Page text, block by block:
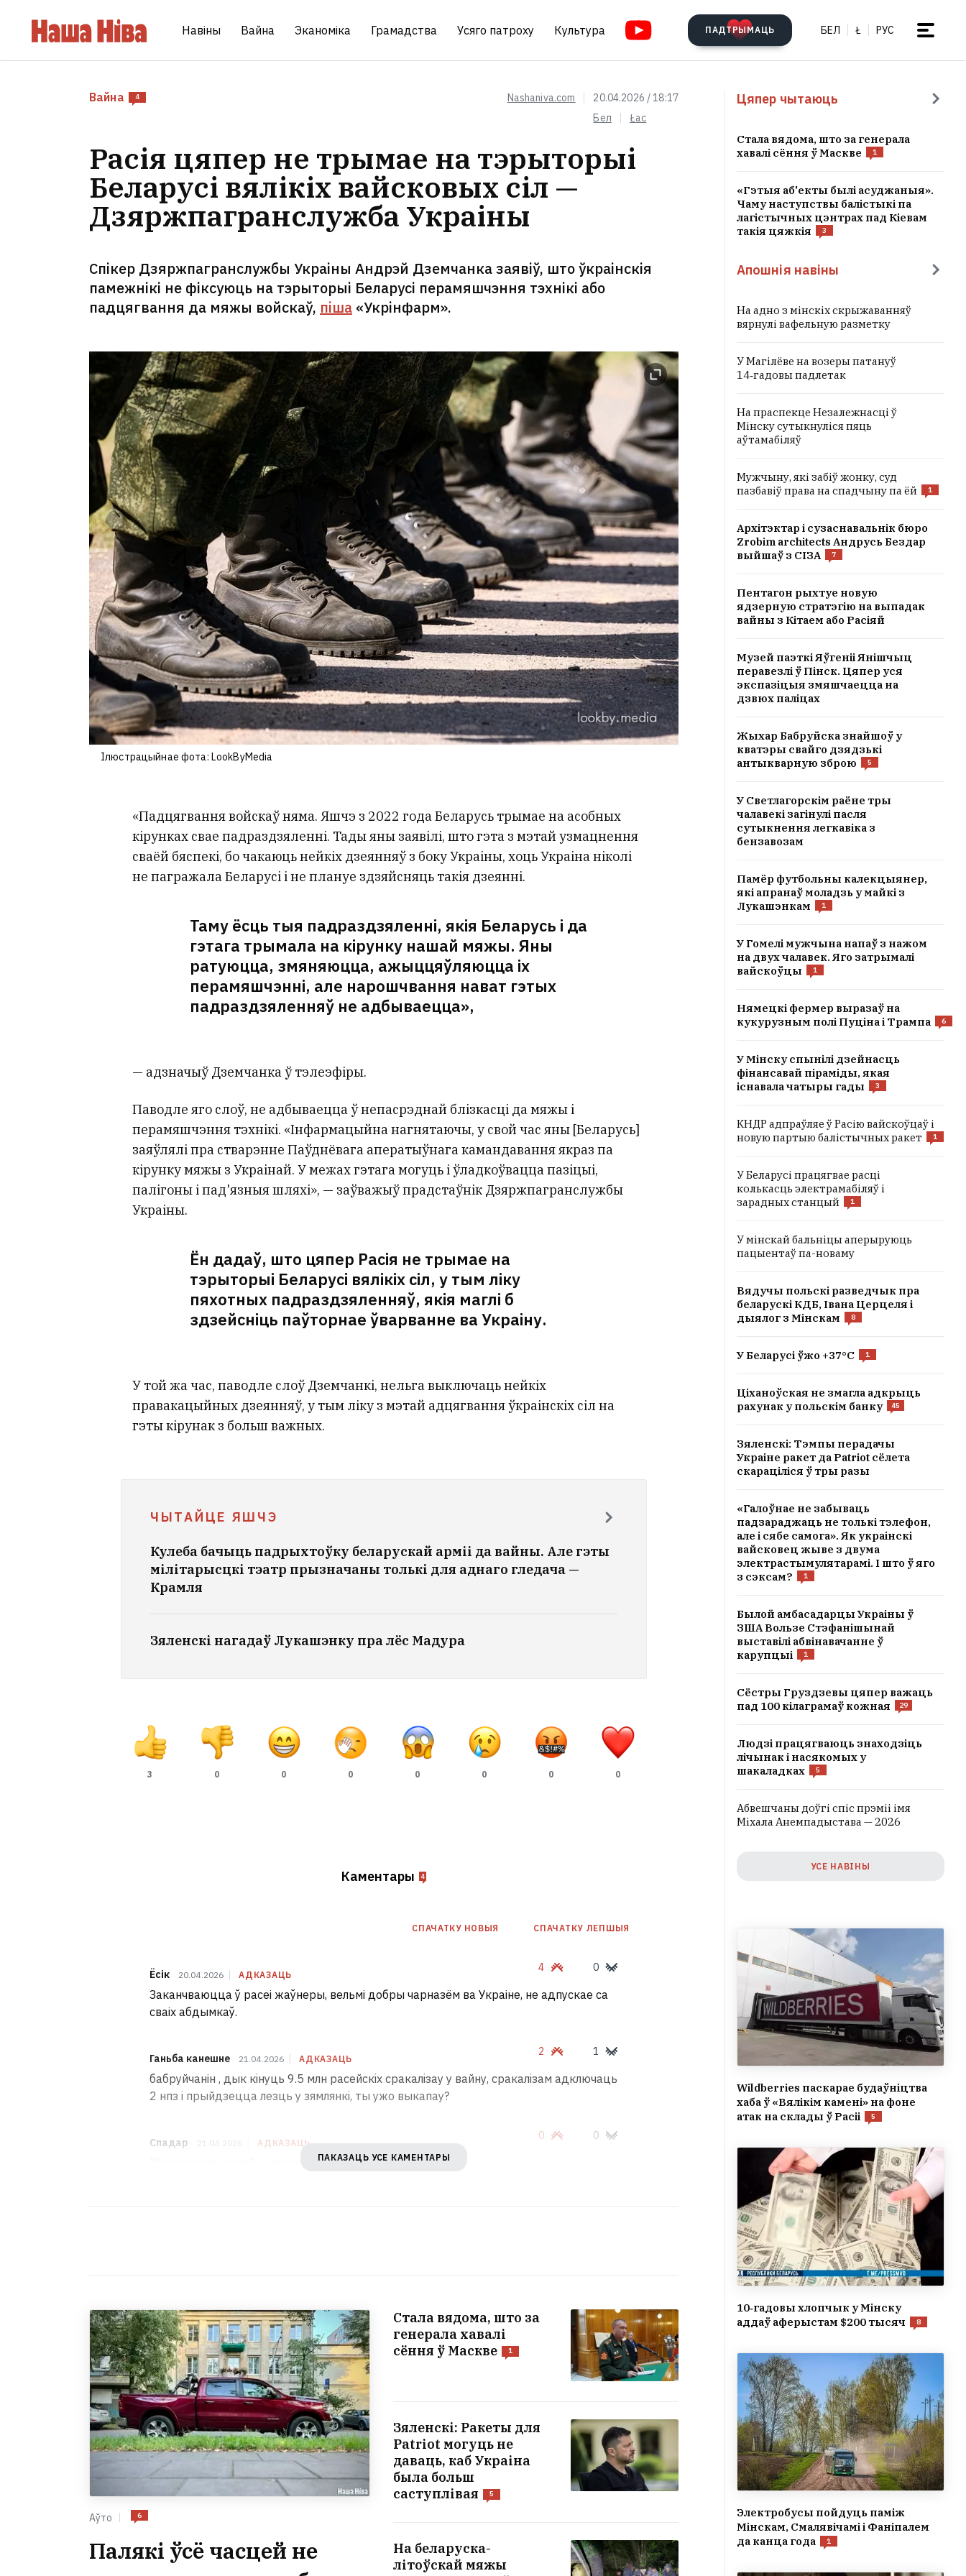
Навіны Вайна Эканоміка Грамадства Усяго патроху Культура ПАДТРЫМАЦЬ БЕЛ Ł РУС
Вайна 4 Nashaniva.com
20.04.2026 / 18:17
Бел
Łac
Расія цяпер не трымае на тэрыторыі
Беларусі вялікіх вайсковых сіл —
Дзяржпагранслужба Украіны
Спікер Дзяржпагранслужбы Украіны Андрэй Дземчанка заявіў, што ўкраінскія
памежнікі не фіксуюць на тэрыторыі Беларусі перамяшчэння тэхнікі або
падцягвання да мяжы войскаў, піша «Укрінфарм».
Ілюстрацыйнае фота: LookByMedia
«Падцягвання войскаў няма. Яшчэ з 2022 года Беларусь трымае на асобных
кірунках свае падраздзяленні. Тады яны заявілі, што гэта з мэтай узмацнення
сваёй бяспекі, бо чакаюць нейкіх дзеянняў з боку Украіны, хоць Украіна ніколі
не пагражала Беларусі і не плануе здзяйсняць такія дзеянні.
Таму ёсць тыя падраздзяленні, якія Беларусь і да
гэтага трымала на кірунку нашай мяжы. Яны
ратуюцца, змяняюцца, ажыццяўляюцца іх
перамяшчэнні, але нарошчвання нават гэтых
падраздзяленняў не адбываецца»,
— адзначыў Дземчанка ў тэлеэфіры.
Паводле яго слоў, не адбываецца ў непасрэднай блізкасці да мяжы і
перамяшчэння тэхнікі. «Інфармацыйна нагнятаючы, у свой час яны [Беларусь]
заяўлялі пра стварэнне Паўднёвага аператыўнага камандавання якраз па
кірунку мяжы з Украінай. У межах гэтага могуць і ўладкоўвацца пазіцыі,
палігоны і пад'язныя шляхі», — заўважыў прадстаўнік Дзяржпагранслужбы
Украіны.
Ён дадаў, што цяпер Расія не трымае на
тэрыторыі Беларусі вялікіх сіл, у тым ліку
пяхотных падраздзяленняў, якія маглі б
здзейсніць паўторнае ўварванне ва Украіну.
У той жа час, паводле слоў Дземчанкі, нельга выключаць нейкіх
правакацыйных дзеянняў, у тым ліку з мэтай адцягвання ўкраінскіх сіл на
гэты кірунак з больш важных.
ЧЫТАЙЦЕ ЯШЧЭ
Кулеба бачыць падрыхтоўку беларускай арміі да вайны. Але гэты
мілітарысцкі тэатр прызначаны толькі для аднаго гледача —
Крамля
Зяленскі нагадаў Лукашэнку пра лёс Мадура
3 0 0 0 0 0 0 0
Каментары 4
СПАЧАТКУ НОВЫЯ СПАЧАТКУ ЛЕПШЫЯ
Ёсік 20.04.2026 АДКАЗАЦЬ
4 0
Заканчваюцца ў расеі жаўнеры, вельмі добры чарназём ва Украіне, не адпускае са
сваіх абдымкаў.
Ганьба канешне 21.04.2026 АДКАЗАЦЬ
2 1
бабруйчанін , дык кiнуць 9.5 млн расейскiх сракалiзау у вайну, сракалiзам адключаць
2 нпз i прыйдзецца лезць у зямлянкi, ты ужо выкапау?
Спадар 21.04.2026 АДКАЗАЦЬ
0 0
"белоруская армія" -‐- філіял рюзкай...ПАКАЗАЦЬ УСЕ КАМЕНТАРЫ
Аўто 6
Палякі ўсё часцей не
Стала вядома, што за
генерала хавалі
сёння ў Маскве
1
Зяленскі: Ракеты для
Patriot могуць не
даваць, каб Украіна
была больш
саступлівая
5
На беларуска-
літоўскай мяжы
Цяпер чытаюць
Стала вядома, што за генерала
хавалі сёння ў Маскве
1
«Гэтыя аб'екты былі асуджаныя».
Чаму наступствы балістыкі па
лагістычных цэнтрах пад Кіевам
такія цяжкія
3
Апошнія навіны
На адно з мінскіх скрыжаванняў
вярнулі вафельную разметку
У Магілёве на возеры патануў
14‑гадовы падлетак
На праспекце Незалежнасці ў
Мінску сутыкнуліся пяць
аўтамабіляў
Мужчыну, які забіў жонку, суд
пазбавіў права на спадчыну па ёй
1
Архітэктар і сузаснавальнік бюро
Zrobim architects Андрусь Бездар
выйшаў з СІЗА
7
Пентагон рыхтуе новую
ядзерную стратэгію на выпадак
вайны з Кітаем або Расіяй
Музей паэткі Яўгеніі Янішчыц
перавезлі ў Пінск. Цяпер уся
экспазіцыя змяшчаецца на
дзвюх паліцах
Жыхар Бабруйска знайшоў у
кватэры свайго дзядзькі
антыкварную зброю
5
У Светлагорскім раёне тры
чалавекі загінулі пасля
сутыкнення легкавіка з
бензавозам
Памёр футбольны калекцыянер,
які апранаў моладзь у майкі з
Лукашэнкам
1
У Гомелі мужчына напаў з нажом
на двух чалавек. Яго затрымалі
вайскоўцы
1
Нямецкі фермер выразаў на
кукурузным полі Пуціна і Трампа
6
У Мінску спынілі дзейнасць
фінансавай піраміды, якая
існавала чатыры гады
3
КНДР адпраўляе ў Расію вайскоўцаў і
новую партыю балістычных ракет
1
У Беларусі працягвае расці
колькасць электрамабіляў і
зарадных станцый
1
У мінскай бальніцы аперыруюць
пацыентаў па-новаму
Вядучы польскі разведчык пра
беларускі КДБ, Івана Церцеля і
дыялог з Мінскам
8
У Беларусі ўжо +37°C 1
Ціханоўская не змагла адкрыць
рахунак у польскім банку
45
Зяленскі: Тэмпы перадачы
Украіне ракет да Patriot сёлета
скараціліся ў тры разы
«Галоўнае не забываць
падзараджаць не толькі тэлефон,
але і сябе самога». Як украінскі
вайсковец жыве з двума
электрастымулятарамі. І што ў яго
з сэксам?
1
Былой амбасадарцы Украіны ў
ЗША Вользе Стэфанішынай
выставілі абвінавачанне ў
карупцыі
1
Сёстры Груздзевы цяпер важаць
пад 100 кілаграмаў кожная
29
Людзі працягваюць знаходзіць
лічынак і насякомых у
шакаладках
5
Абвешчаны доўгі спіс прэміі імя
Міхала Анемпадыстава — 2026
УСЕ НАВІНЫ
Wildberries паскарае будаўніцтва
хаба ў «Вялікім камені» на фоне
атак на склады ў Расіі
5
10‑гадовы хлопчык у Мінску
аддаў аферыстам $200 тысяч
8
Электробусы пойдуць паміж
Мінскам, Смалявічамі і Фаніпалем
да канца года
1